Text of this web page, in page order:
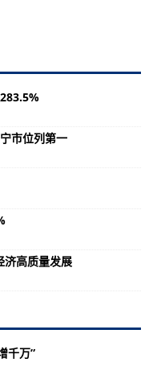
市位列第一
济高质量发展
千万”